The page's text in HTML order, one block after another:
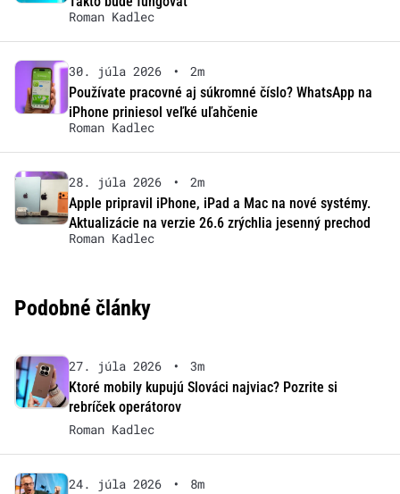
Roman Kadlec
30. júla 2026 •
2m
Používate pracovné aj súkromné číslo? WhatsApp na
iPhone priniesol veľké uľahčenie
Roman Kadlec
28. júla 2026 •
2m
Apple pripravil iPhone, iPad a Mac na nové systémy.
Aktualizácie na verzie 26.6 zrýchlia jesenný prechod
Roman Kadlec
Podobné články
27. júla 2026 •
3m
Ktoré mobily kupujú Slováci najviac? Pozrite si
rebríček operátorov
Roman Kadlec
24. júla 2026 •
8m